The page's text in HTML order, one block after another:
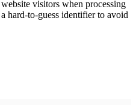
visitors when processing
hard-to-guess identifier to avoid